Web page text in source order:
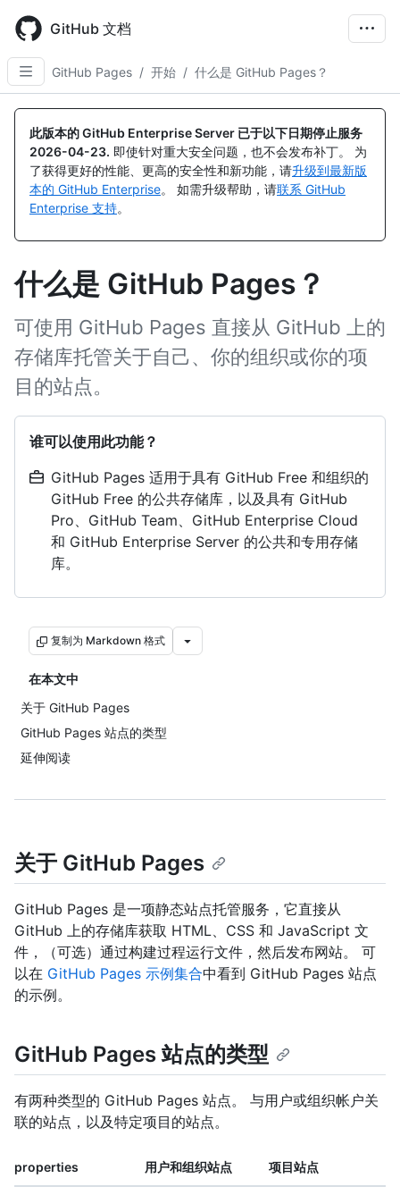
main
content
GitHub 文档
GitHub Pages / 开始 / 什么是 GitHub Pages？
此版本的 GitHub Enterprise Server 已于以下日期停止服务
2026-04-23. 即使针对重大安全问题，也不会发布补丁。 为
了获得更好的性能、更高的安全性和新功能，请升级到最新版
本的 GitHub Enterprise。 如需升级帮助，请联系 GitHub
Enterprise 支持。
什么是 GitHub Pages？
可使用 GitHub Pages 直接从 GitHub 上的
存储库托管关于自己、你的组织或你的项
目的站点。
谁可以使用此功能？
GitHub Pages 适用于具有 GitHub Free 和组织的
GitHub Free 的公共存储库，以及具有 GitHub
Pro、GitHub Team、GitHub Enterprise Cloud
和 GitHub Enterprise Server 的公共和专用存储
库。
复制为 Markdown 格式
在本文中
关于 GitHub Pages
GitHub Pages 站点的类型
延伸阅读
关于 GitHub Pages
GitHub Pages 是一项静态站点托管服务，它直接从
GitHub 上的存储库获取 HTML、CSS 和 JavaScript 文
件，（可选）通过构建过程运行文件，然后发布网站。 可
以在 GitHub Pages 示例集合中看到 GitHub Pages 站点
的示例。
GitHub Pages 站点的类型
有两种类型的 GitHub Pages 站点。 与用户或组织帐户关
联的站点，以及特定项目的站点。
properties 用户和组织站点 项目站点